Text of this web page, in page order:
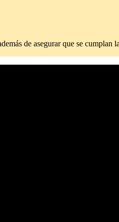
de asegurar que se cumplan